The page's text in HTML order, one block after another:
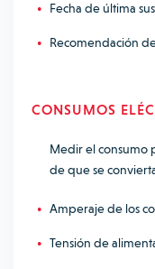
Fecha de última
Recomendación
CONSUMOS
Medir el consumo
de que se
Amperaje de los
Tensión de